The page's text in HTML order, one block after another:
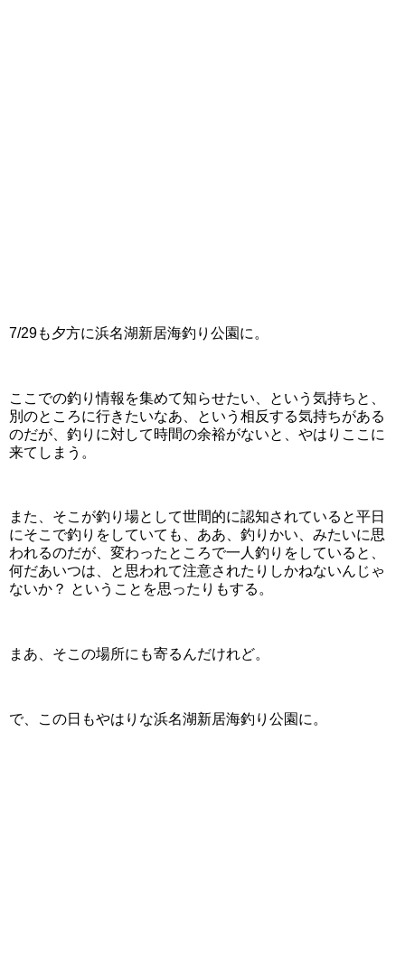
7/29も夕方に浜名湖新居海釣り公園に。
ここでの釣り情報を集めて知らせたい、という気持ちと、
別のところに行きたいなあ、という相反する気持ちがある
のだが、釣りに対して時間の余裕がないと、やはりここに
来てしまう。
また、そこが釣り場として世間的に認知されていると平日
にそこで釣りをしていても、ああ、釣りかい、みたいに思
われるのだが、変わったところで一人釣りをしていると、
何だあいつは、と思われて注意されたりしかねないんじゃ
ないか？ ということを思ったりもする。
まあ、そこの場所にも寄るんだけれど。
で、この日もやはりな浜名湖新居海釣り公園に。